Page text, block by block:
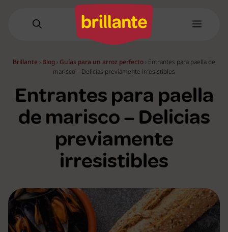
Menú
Brillante › Blog › Guías para un arroz perfecto › Entrantes para paella de
marisco – Delicias previamente irresistibles
Entrantes para paella
de marisco – Delicias
previamente
irresistibles